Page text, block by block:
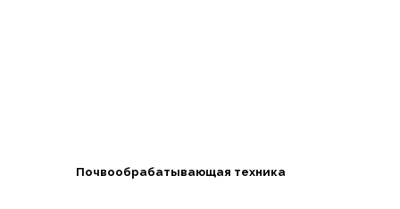
Почвообрабатывающая техника